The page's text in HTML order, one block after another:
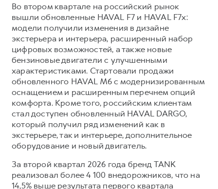
Во втором квартале на российский рынок
вышли обновленные HAVAL F7 и HAVAL F7x:
модели получили изменения в дизайне
экстерьера и интерьера, расширенный набор
цифровых возможностей, а также новые
бензиновые двигатели с улучшенными
характеристиками. Стартовали продажи
обновленного HAVAL M6 с модернизированным
оснащением и расширенным перечнем опций
комфорта. Кроме того, российским клиентам
стал доступен обновленный HAVAL DARGO,
который получил ряд изменений как в
экстерьере, так и интерьере, дополнительное
оборудование и новый двигатель.
За второй квартал 2026 года бренд TANK
реализовал более 4 100 внедорожников, что на
14,5% выше результата первого квартала